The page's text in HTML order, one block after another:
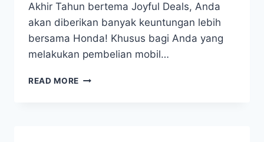
Akhir Tahun bertema Joyful Deals, Anda
akan diberikan banyak keuntungan lebih
bersama Honda! Khusus bagi Anda yang
melakukan pembelian mobil…
READ MORE